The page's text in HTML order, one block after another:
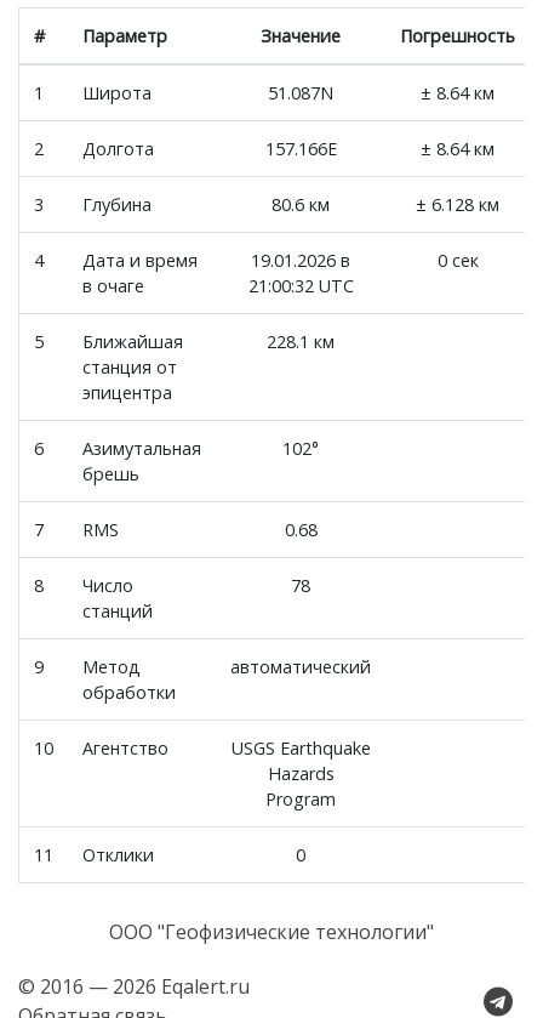
# Параметр Значение Погрешность
1 Широта 51.087N ± 8.64 км
2 Долгота 157.166E ± 8.64 км
3 Глубина 80.6 км ± 6.128 км
4
Дата и время
в очаге
19.01.2026 в
21:00:32 UTC
0 сек
5
Ближайшая
станция от
эпицентра
228.1 км
6
Азимутальная
брешь
102°
7 RMS 0.68
8
Число
станций
78
9
Метод
обработки
автоматический
10 Агентство
USGS Earthquake
Hazards
Program
11 Отклики 0
© 2016 — 2026 Eqalert.ru
ООО "Геофизические технологии"